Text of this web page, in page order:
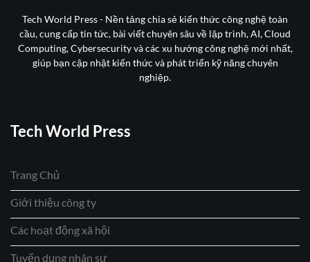
Tech World Press - Nền tảng chia sẻ kiến thức công nghệ toàn
cầu, cung cấp tin tức, bài viết chuyên sâu về lập trình, AI, Cloud
Computing, Cybersecurity và các xu hướng công nghệ mới nhất,
giúp bạn cập nhật kiến thức và phát triển kỹ năng chuyên
nghiệp.
Tech World Press
Trang Chủ
Giới thiệu công ty
Các hoạt động xã hội
Tuyển dụng nhân sự